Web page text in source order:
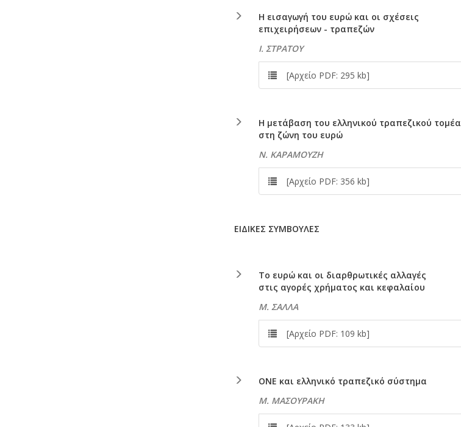
Η εισαγωγή του ευρώ και οι σχέσεις
επιχειρήσεων - τραπεζών
Ι. ΣΤΡΑΤΟΥ
[Αρχείο PDF: 295 kb]
Η μετάβαση του ελληνικού τραπεζικού τομέα
στη ζώνη του ευρώ
Ν. ΚΑΡΑΜΟΥΖΗ
[Αρχείο PDF: 356 kb]
ΕΙΔΙΚΕΣ ΣΥΜΒΟΥΛΕΣ
Το ευρώ και οι διαρθρωτικές αλλαγές
στις αγορές χρήματος και κεφαλαίου
Μ. ΣΑΛΛΑ
[Αρχείο PDF: 109 kb]
ΟΝΕ και ελληνικό τραπεζικό σύστημα
Μ. ΜΑΣΟΥΡΑΚΗ